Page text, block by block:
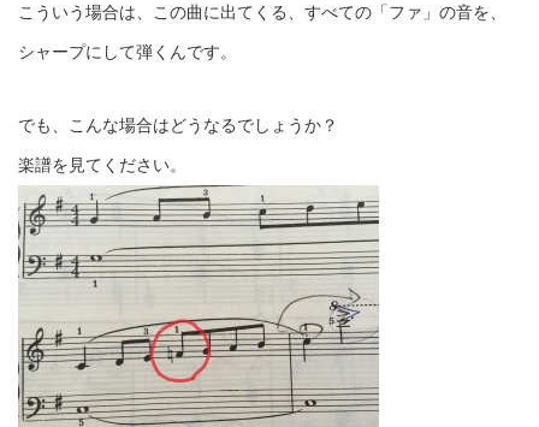
こういう場合は、この曲に出てくる、すべての「ファ」の音を、
シャープにして弾くんです。
でも、こんな場合はどうなるでしょうか？
楽譜を見てください。